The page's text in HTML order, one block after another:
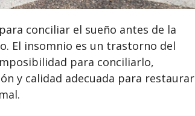
conciliar el sueño antes de la
El insomnio es un trastorno del
para conciliarlo,
y calidad adecuada para restaurar